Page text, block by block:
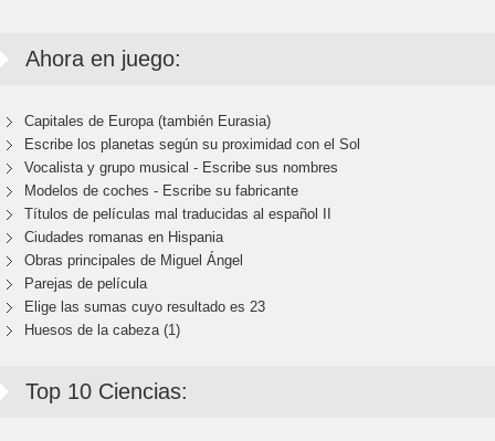
Ahora en juego:
Capitales de Europa (también Eurasia)
Escribe los planetas según su proximidad con el Sol
Vocalista y grupo musical - Escribe sus nombres
Modelos de coches - Escribe su fabricante
Títulos de películas mal traducidas al español II
Ciudades romanas en Hispania
Obras principales de Miguel Ángel
Parejas de película
Elige las sumas cuyo resultado es 23
Huesos de la cabeza (1)
Top 10 Ciencias: